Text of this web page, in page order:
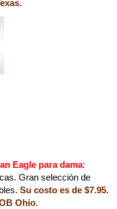
Eagle para dama:
Gran selección de
Su costo es de $7.95.
Ohio.